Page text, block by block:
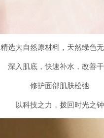
精选大自然原材料，天然绿色
深入肌底，快速补水，改善
修护面部肌肤松弛
以科技之力，拨回时光之钟